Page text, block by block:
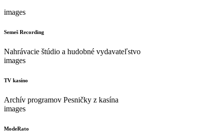
images
Semeš Recording
Nahrávacie štúdio a hudobné vydavateľstvo
images
TV kasíno
Archív programov Pesničky z kasína
images
ModeRato